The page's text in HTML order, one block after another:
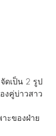
งคู่บ่าวสาว
ะของฝ่าย